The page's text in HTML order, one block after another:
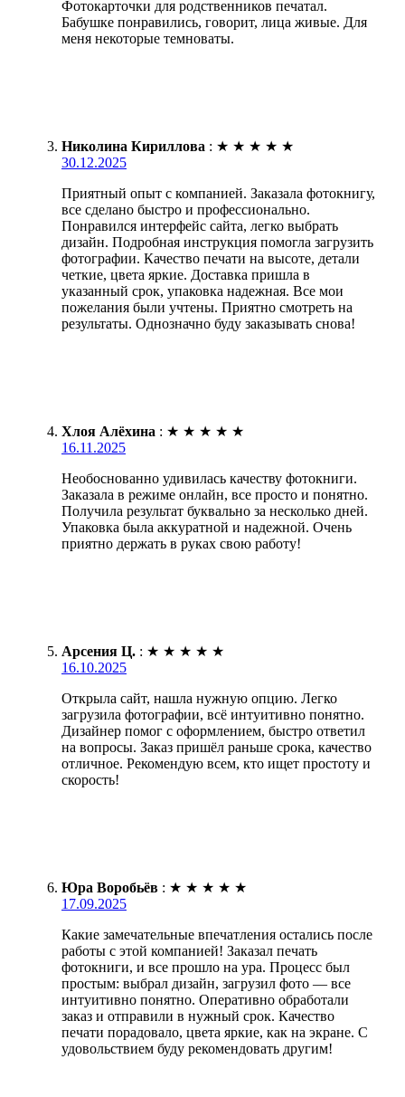
Фотокарточки для родственников печатал.
Бабушке понравились, говорит, лица живые. Для
меня некоторые темноваты.
Николина Кириллова : ★ ★ ★ ★ ★
30.12.2025
Приятный опыт с компанией. Заказала фотокнигу,
все сделано быстро и профессионально.
Понравился интерфейс сайта, легко выбрать
дизайн. Подробная инструкция помогла загрузить
фотографии. Качество печати на высоте, детали
четкие, цвета яркие. Доставка пришла в
указанный срок, упаковка надежная. Все мои
пожелания были учтены. Приятно смотреть на
результаты. Однозначно буду заказывать снова!
Хлоя Алёхина : ★ ★ ★ ★ ★
16.11.2025
Необоснованно удивилась качеству фотокниги.
Заказала в режиме онлайн, все просто и понятно.
Получила результат буквально за несколько дней.
Упаковка была аккуратной и надежной. Очень
приятно держать в руках свою работу!
Арсения Ц. : ★ ★ ★ ★ ★
16.10.2025
Открыла сайт, нашла нужную опцию. Легко
загрузила фотографии, всё интуитивно понятно.
Дизайнер помог с оформлением, быстро ответил
на вопросы. Заказ пришёл раньше срока, качество
отличное. Рекомендую всем, кто ищет простоту и
скорость!
Юра Воробьёв : ★ ★ ★ ★ ★
17.09.2025
Какие замечательные впечатления остались после
работы с этой компанией! Заказал печать
фотокниги, и все прошло на ура. Процесс был
простым: выбрал дизайн, загрузил фото — все
интуитивно понятно. Оперативно обработали
заказ и отправили в нужный срок. Качество
печати порадовало, цвета яркие, как на экране. С
удовольствием буду рекомендовать другим!